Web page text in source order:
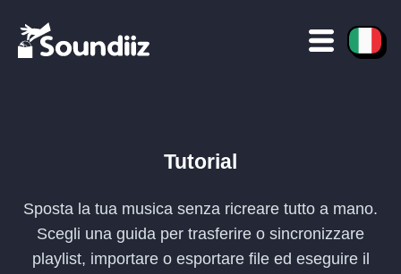
Tutorial
Sposta la tua musica senza ricreare tutto a mano.
Scegli una guida per trasferire o sincronizzare
playlist, importare o esportare file ed eseguire il